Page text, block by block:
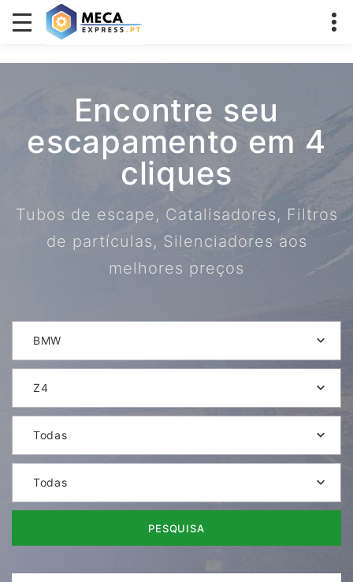
Encontre seu
escapamento em 4
cliques
Tubos de escape, Catalisadores, Filtros
de partículas, Silenciadores aos
melhores preços
BMW
Z4
Todas
Todas
PESQUISA